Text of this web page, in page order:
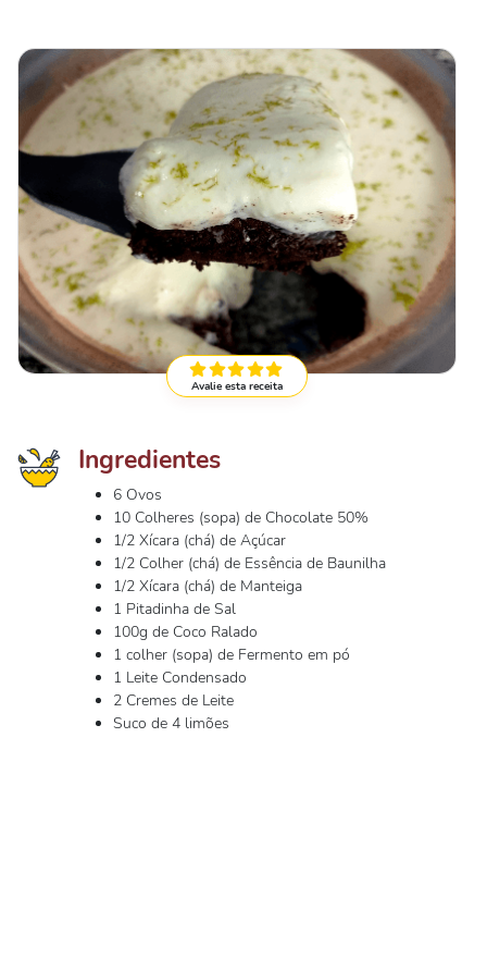
Avalie esta receita
Ingredientes
6 Ovos
10 Colheres (sopa) de Chocolate 50%
1/2 Xícara (chá) de Açúcar
1/2 Colher (chá) de Essência de Baunilha
1/2 Xícara (chá) de Manteiga
1 Pitadinha de Sal
100g de Coco Ralado
1 colher (sopa) de Fermento em pó
1 Leite Condensado
2 Cremes de Leite
Suco de 4 limões